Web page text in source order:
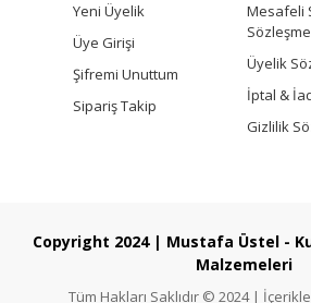
Yeni Üyelik
Üye Girişi
Şifremi Unuttum
Sipariş Takip
Mesafeli
Üyelik
İptal &
Gizlilik
Copyright 2024 | Mustafa Üstel -
Malzemeleri
Tüm Hakları Saklıdır © 2024 |